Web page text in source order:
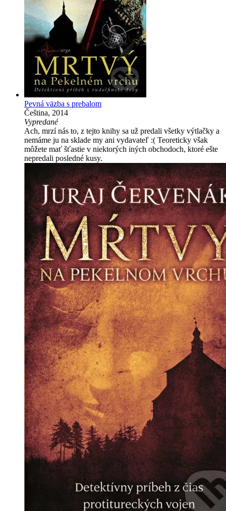
Pevná väzba s prebalom
Čeština, 2014
Vypredané
Ach, mrzí nás to, z tejto knihy sa už predali všetky výtlačky a
nemáme ju na sklade my ani vydavateľ :( Teoreticky však
môžete mať šťastie v niektorých iných obchodoch, ktoré ešte
nepredali posledné kusy.